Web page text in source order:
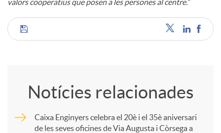
valors cooperatius que posen a les persones al centre.”
C
Notícies relacionades
Caixa Enginyers celebra el 20è i el 35è aniversari
de les seves oficines de Via Augusta i Còrsega a